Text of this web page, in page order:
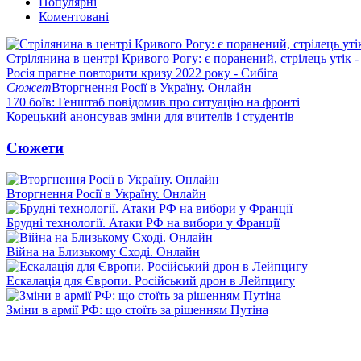
Коментовані
Стрілянина в центрі Кривого Рогу: є поранений, стрілець утік
Росія прагне повторити кризу 2022 року - Сибіга
СюжетВторгнення Росії в Україну. Онлайн
170 боїв: Генштаб повідомив про ситуацію на фронті
Корецький анонсував зміни для вчителів і студентів
Сюжети
Вторгнення Росії в Україну. Онлайн
Брудні технології. Атаки РФ на вибори у Франції
Війна на Близькому Сході. Онлайн
Ескалація для Європи. Російський дрон в Лейпцигу
Зміни в армії РФ: що стоїть за рішенням Путіна